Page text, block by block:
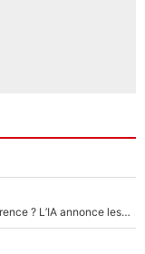
Kylian Mbappé et Lamine Yamal ont de la concurrence ? L’IA annonce les 5 joueurs qui vont dominer le football dans les années à venir !